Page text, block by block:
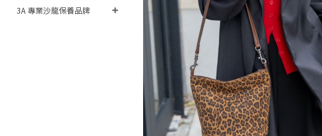
3A 專業沙龍保養品牌